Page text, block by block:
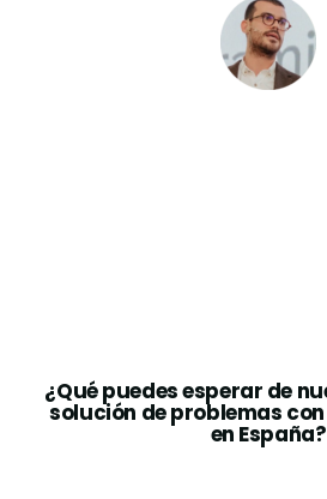
¿Qué puedes esperar de
solución de problemas
en España?